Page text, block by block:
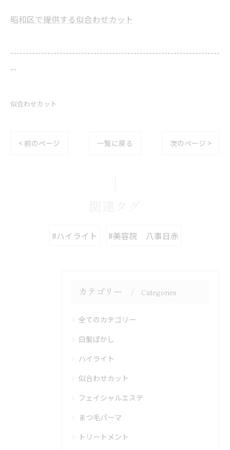
昭和区で提供する似合わせカット
--------------------------------------------------------------------
--
似合わせカット
< 前のページ 一覧に戻る 次のページ >
#ハイライト #美容院 八事日赤
カテゴリー Categories
全てのカテゴリー
白髪ぼかし
ハイライト
似合わせカット
フェイシャルエステ
まつ毛パーマ
トリートメント